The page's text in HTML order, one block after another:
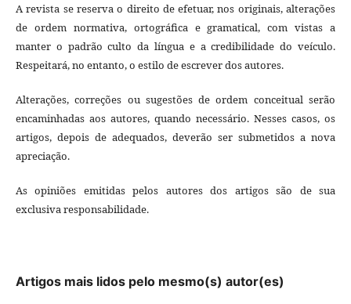
A revista se reserva o direito de efetuar, nos originais, alterações
de ordem normativa, ortográfica e gramatical, com vistas a
manter o padrão culto da língua e a credibilidade do veículo.
Respeitará, no entanto, o estilo de escrever dos autores.
Alterações, correções ou sugestões de ordem conceitual serão
encaminhadas aos autores, quando necessário. Nesses casos, os
artigos, depois de adequados, deverão ser submetidos a nova
apreciação.
As opiniões emitidas pelos autores dos artigos são de sua
exclusiva responsabilidade.
Artigos mais lidos pelo mesmo(s) autor(es)